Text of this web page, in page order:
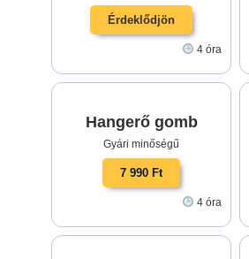
Érdeklődjön
4 óra
Hangerő gomb
Gyári minőségű
7 990 Ft
4 óra